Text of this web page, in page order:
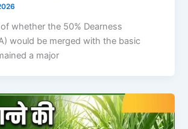
whether the 50% Dearness
would be merged with the basic
a major